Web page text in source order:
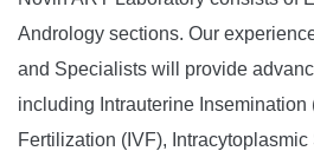
Andrology sections. Our
and Specialists will provide
including Intrauterine Insemination
Fertilization (IVF),